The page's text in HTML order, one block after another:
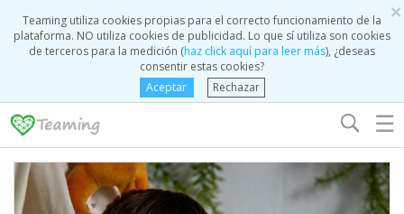
×
Teaming utiliza cookies propias para el correcto funcionamiento de la
plataforma. NO utiliza cookies de publicidad. Lo que sí utiliza son cookies
de terceros para la medición (haz click aquí para leer más), ¿deseas
consentir estas cookies?
Aceptar
Rechazar
☰